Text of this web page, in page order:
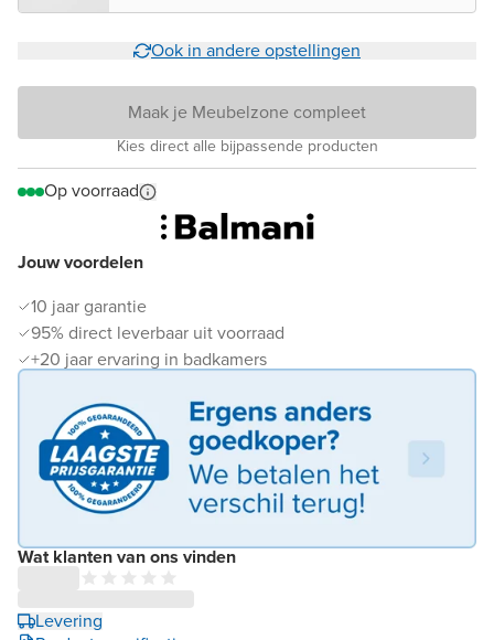
Jouw voordelen
10 jaar garantie
95% direct leverbaar uit voorraad
+20 jaar ervaring in badkamers
Wat klanten van ons vinden
Levering
Ook in andere opstellingen
Maak je Meubelzone compleet
Kies direct alle bijpassende producten
Op voorraad